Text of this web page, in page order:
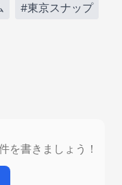
#東京スナップ
を書きましょう！